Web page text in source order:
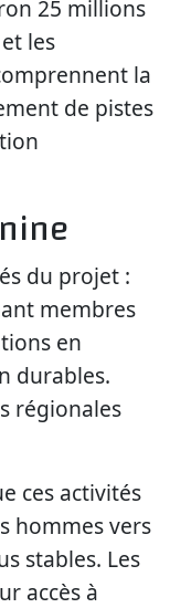
25 millions
les
la
de pistes
du projet :
membres
en
durables.
régionales
ces activités
hommes vers
stables. Les
accès à